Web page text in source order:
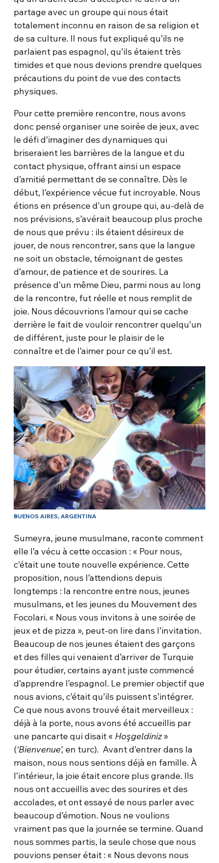
partage avec un groupe qui nous était
totalement inconnu en raison de sa religion et
de sa culture. Il nous fut expliqué qu’ils ne
parlaient pas espagnol, qu’ils étaient très
timides et que nous devions prendre quelques
précautions du point de vue des contacts
physiques.
Pour cette première rencontre, nous avons
donc pensé organiser une soirée de jeux, avec
le défi d’imaginer des dynamiques qui
briseraient les barrières de la langue et du
contact physique, offrant ainsi un espace
d’amitié permettant de se connaître. Dès le
début, l’expérience vécue fut incroyable. Nous
étions en présence d’un groupe qui, au-delà de
nos prévisions, s’avérait beaucoup plus proche
de nous que prévu : ils étaient désireux de
jouer, de nous rencontrer, sans que la langue
ne soit un obstacle, témoignant de gestes
d’amour, de patience et de sourires. La
présence d’un même Dieu, parmi nous au long
de la rencontre, fut réelle et nous remplit de
joie. Nous découvrions l’amour qui se cache
derrière le fait de vouloir rencontrer quelqu’un
de différent, juste pour le plaisir de le
connaître et de l’aimer pour ce qu’il est.
BUENOS AIRES, ARGENTINA
Sumeyra, jeune musulmane, raconte comment
elle l’a vécu à cette occasion : « Pour nous,
c’était une toute nouvelle expérience. Cette
proposition, nous l’attendions depuis
longtemps : la rencontre entre nous, jeunes
musulmans, et les jeunes du Mouvement des
Focolari. « Nous vous invitons à une soirée de
jeux et de pizza », peut-on lire dans l’invitation.
Beaucoup de nos jeunes étaient des garçons
et des filles qui venaient d’arriver de Turquie
pour étudier, certains ayant juste commencé
d’apprendre l’espagnol. Le premier objectif que
nous avions, c’était qu’ils puissent s’intégrer.
Ce que nous avons trouvé était merveilleux :
déjà à la porte, nous avons été accueillis par
une pancarte qui disait « Hoşgeldiniz»
(‘Bienvenue’, en turc). Avant d’entrer dans la
maison, nous nous sentions déjà en famille. À
l’intérieur, la joie était encore plus grande. Ils
nous ont accueillis avec des sourires et des
accolades, et ont essayé de nous parler avec
beaucoup d’émotion. Nous ne voulions
vraiment pas que la journée se termine. Quand
nous sommes partis, la seule chose que nous
pouvions penser était : « Nous devons nous